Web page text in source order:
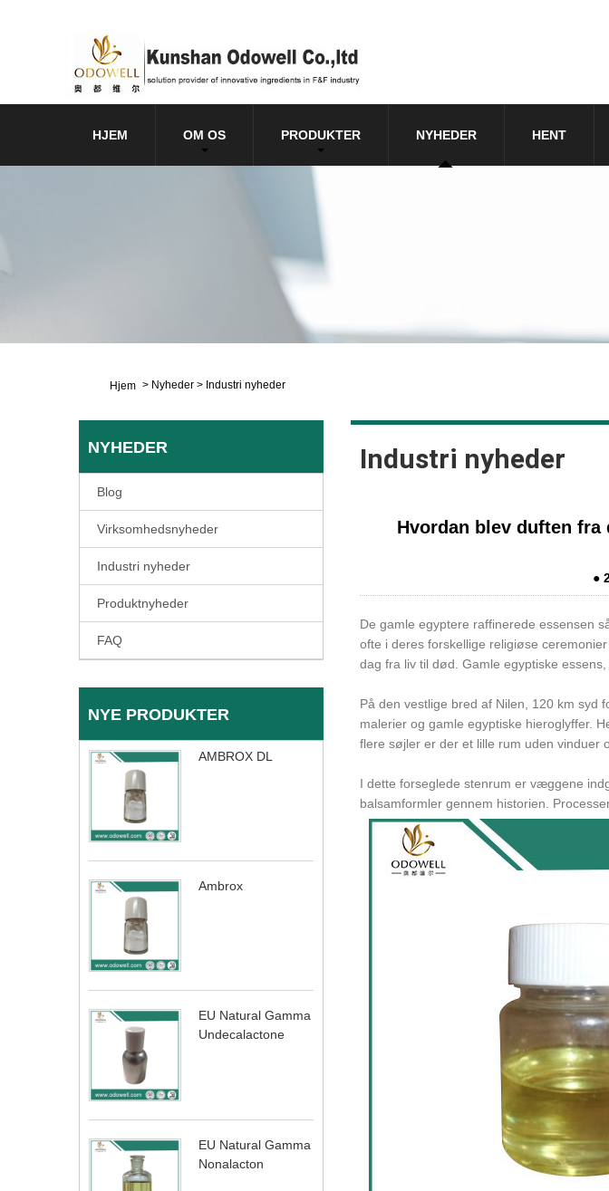
HJEM OM OS PRODUKTER NYHEDER HENT
Hjem > Nyheder > Industri nyheder
NYHEDER
Blog
Virksomhedsnyheder
Industri nyheder
Produktnyheder
FAQ
NYE PRODUKTER
AMBROX DL
Ambrox
EU Natural Gamma
Undecalactone
EU Natural Gamma
Nonalacton
Industri nyheder
Hvordan blev duften
●
De gamle egyptere raffinerede essensen
ofte i deres forskellige religiøse
dag fra liv til død. Gamle egyptiske
På den vestlige bred af Nilen, 120 km
malerier og gamle egyptiske hieroglyffer.
flere søjler er der et lille rum uden vinduer
I dette forseglede stenrum er væggene
balsamformler gennem historien.